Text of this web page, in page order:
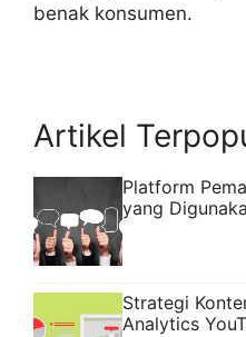
benak konsumen.
Artikel
Platform
yang
Strategi
Analytics